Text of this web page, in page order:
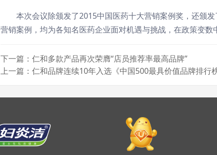
本次会议除颁发了2015中国医药十大营销案例奖，还颁
营销案例，均为各知名医药企业面对机遇与挑战，在政策变数
下一篇：仁和多款产品再次荣膺“店员推荐率最高品牌”
上一篇：仁和品牌连续10年入选《中国500最具价值品牌排行